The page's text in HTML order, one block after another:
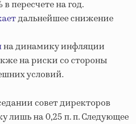
пересчете на год.
дальнейшее снижение
на динамику инфляции
на риски со стороны
условий.
совет директоров
лишь на 0,25 п. п. Следующее